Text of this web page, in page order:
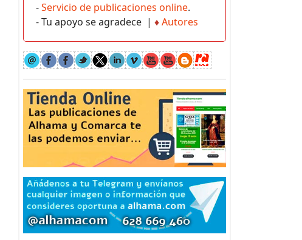
-Servicio de publicaciones online.
- Tu apoyo se agradece | ♦Autores